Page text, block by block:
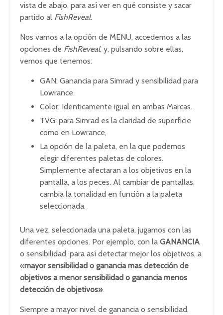
vista de abajo, para así ver en qué consiste y sacar
partido al FishReveal.
Nos vamos a la opción de MENU, accedemos a las
opciones de FishReveal, y, pulsando sobre ellas,
vemos que tenemos:
GAN: Ganancia para Simrad y sensibilidad para
Lowrance.
Color: Identicamente igual en ambas Marcas.
TVG: para Simrad es la claridad de superficie
como en Lowrance,
La opción de la paleta, en la que podemos
elegir diferentes paletas de colores.
Simplemente afectaran a los objetivos en la
pantalla, a los peces. Al cambiar de pantallas,
cambia la tonalidad en función a la paleta
seleccionada.
Una vez, seleccionada una paleta, jugamos con las
diferentes opciones. Por ejemplo, con la GANANCIA
o sensibilidad, para así detectar mejor los objetivos, a
«mayor sensibilidad o ganancia mas detección de
objetivos a menor sensibilidad o ganancia menos
detección de objetivos».
Siempre a mayor nivel de ganancia o sensibilidad,